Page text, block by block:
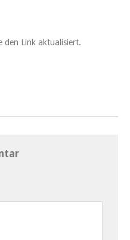
den Link aktualisiert.